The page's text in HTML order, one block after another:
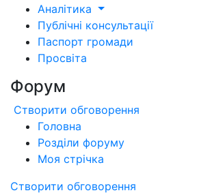
Аналітика
Публічні консультації
Паспорт громади
Просвіта
Форум
Створити обговорення
Головна
Розділи форуму
Моя стрічка
Створити обговорення